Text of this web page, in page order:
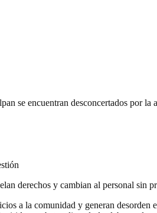
se encuentran desconcertados por
derechos y cambian al personal sin
a la comunidad y generan